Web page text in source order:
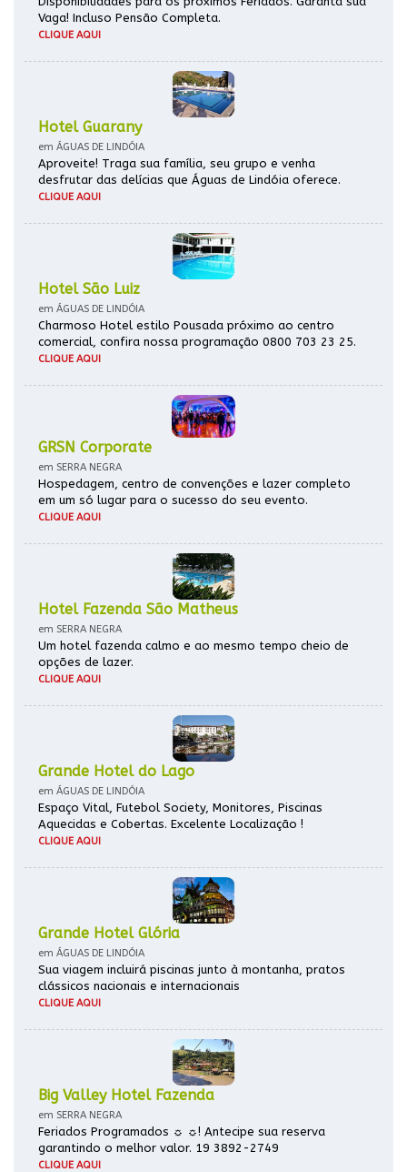
Vaga! Incluso Pensão Completa.
CLIQUE AQUI
Hotel Guarany
em ÁGUAS DE LINDÓIA
Aproveite! Traga sua família, seu grupo e venha
desfrutar das delícias que Águas de Lindóia oferece.
CLIQUE AQUI
Hotel São Luiz
em ÁGUAS DE LINDÓIA
Charmoso Hotel estilo Pousada próximo ao centro
comercial, confira nossa programação 0800 703 23 25.
CLIQUE AQUI
GRSN Corporate
em SERRA NEGRA
Hospedagem, centro de convenções e lazer completo
em um só lugar para o sucesso do seu evento.
CLIQUE AQUI
Hotel Fazenda São Matheus
em SERRA NEGRA
Um hotel fazenda calmo e ao mesmo tempo cheio de
opções de lazer.
CLIQUE AQUI
Grande Hotel do Lago
em ÁGUAS DE LINDÓIA
Espaço Vital, Futebol Society, Monitores, Piscinas
Aquecidas e Cobertas. Excelente Localização !
CLIQUE AQUI
Grande Hotel Glória
em ÁGUAS DE LINDÓIA
Sua viagem incluirá piscinas junto à montanha, pratos
clássicos nacionais e internacionais
CLIQUE AQUI
Big Valley Hotel Fazenda
em SERRA NEGRA
Feriados Programados ☼ ☼! Antecipe sua reserva
garantindo o melhor valor. 19 3892-2749
CLIQUE AQUI